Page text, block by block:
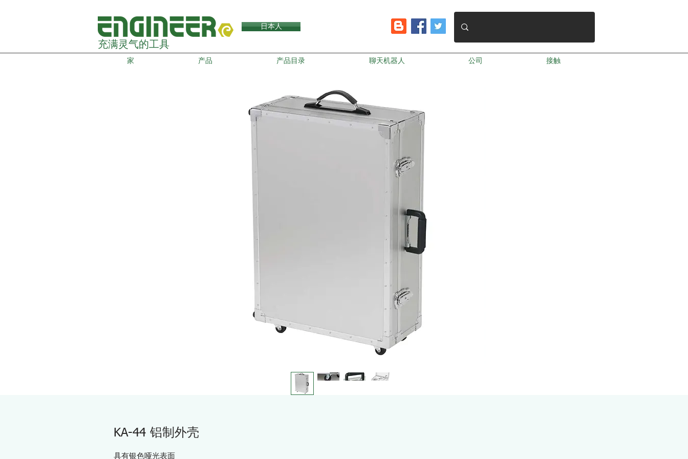
日本人
充满灵气的工具
家 产品 产品目录 聊天机器人 公司 接触
KA-44 铝制外壳
具有银色哑光表面